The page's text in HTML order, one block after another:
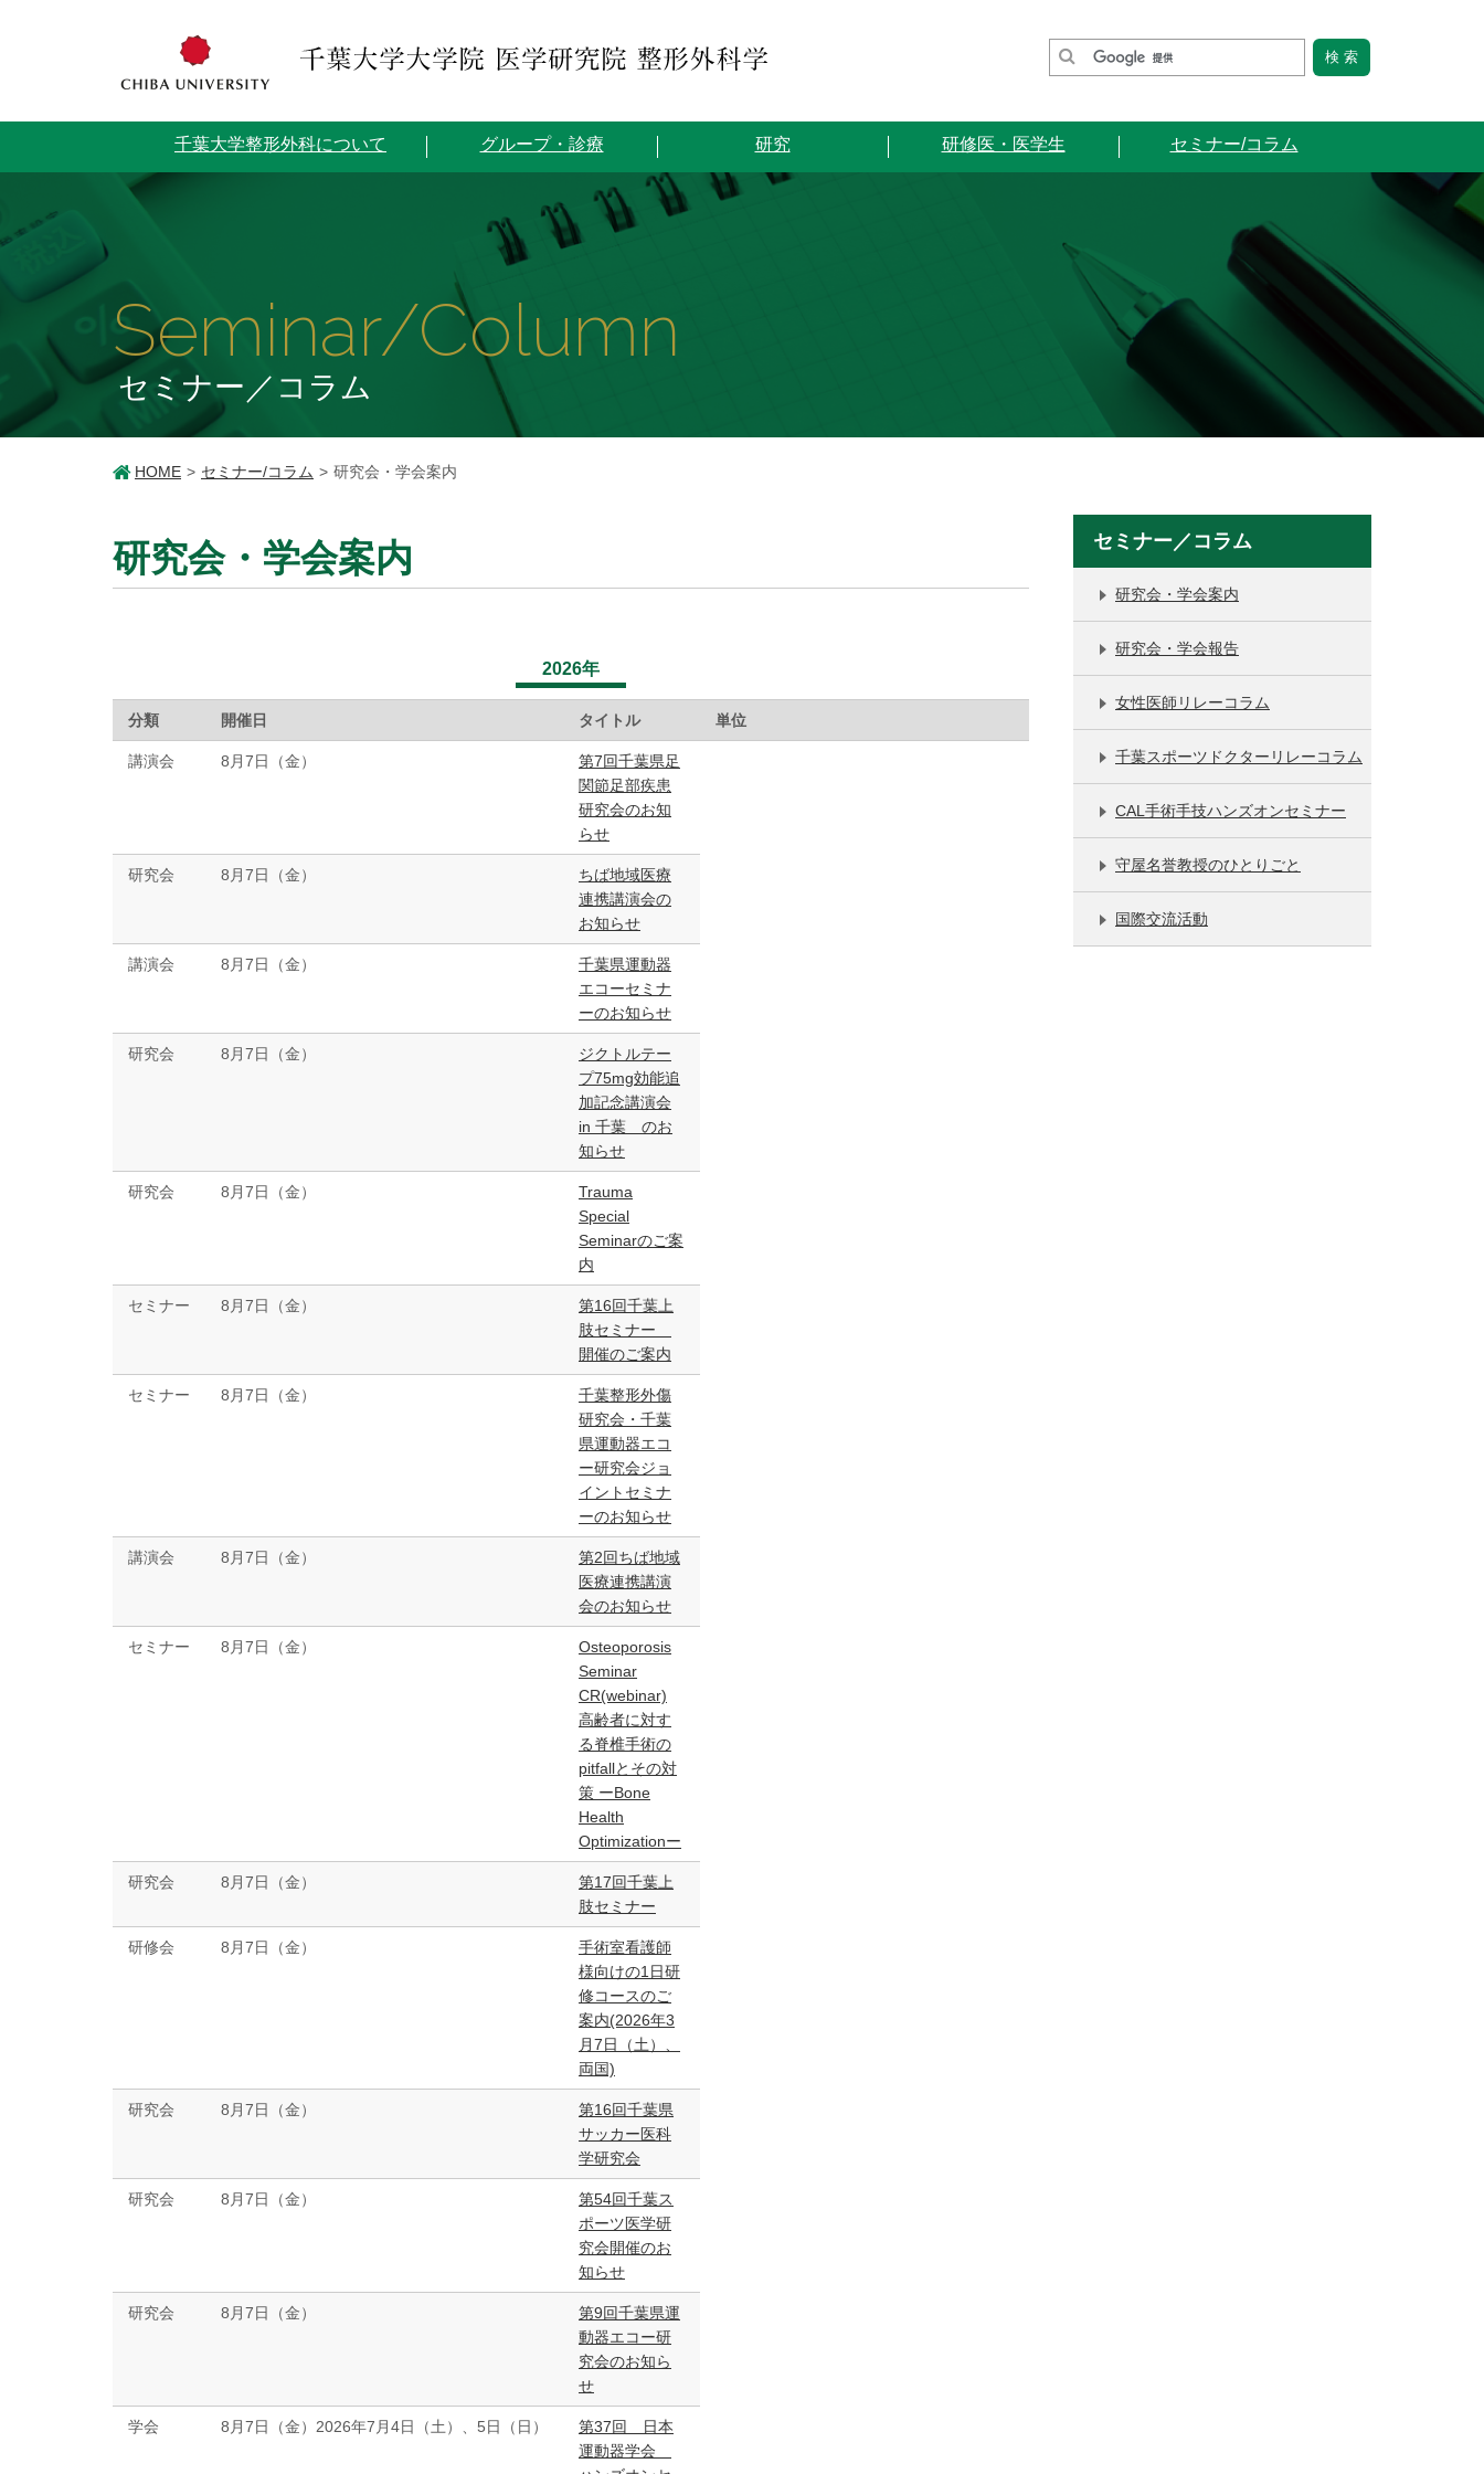
千葉大学整形外科について グループ・診療 研究 研修医・医学生 セミナー/コラム
Seminar/Column
セミナー／コラム
HOME セミナー/コラム 研究会・学会案内
研究会・学会案内
2026年
分類 開催日 タイトル 単位
講演会 8月7日（金）
第7回千葉県足
関節足部疾患
研究会のお知
らせ
研究会 8月7日（金）
ちば地域医療
連携講演会の
お知らせ
講演会 8月7日（金）
千葉県運動器
エコーセミナ
ーのお知らせ
研究会 8月7日（金）
ジクトルテー
プ75mg効能追
加記念講演会
in 千葉 のお
知らせ
研究会 8月7日（金）
Trauma
Special
Seminarのご案
内
セミナー 8月7日（金）
第16回千葉上
肢セミナー
開催のご案内
セミナー 8月7日（金）
千葉整形外傷
研究会・千葉
県運動器エコ
ー研究会ジョ
イントセミナ
ーのお知らせ
講演会 8月7日（金）
第2回ちば地域
医療連携講演
会のお知らせ
セミナー 8月7日（金）
Osteoporosis
Seminar
CR(webinar)
高齢者に対す
る脊椎手術の
pitfallとその対
策 ーBone
Health
Optimizationー
研究会 8月7日（金）
第17回千葉上
肢セミナー
研修会 8月7日（金）
手術室看護師
様向けの1日研
修コースのご
案内(2026年3
月7日（土）、
両国)
研究会 8月7日（金）
第16回千葉県
サッカー医科
学研究会
研究会 8月7日（金）
第54回千葉ス
ポーツ医学研
究会開催のお
知らせ
研究会 8月7日（金）
第9回千葉県運
動器エコー研
究会のお知ら
せ
学会 8月7日（金）2026年7月4日（土）、5日（日）
第37回 日本
運動器学会
セミナー／コラム
研究会・学会案内
研究会・学会報告
女性医師リレーコラム
千葉スポーツドクターリレーコラム
CAL手術手技ハンズオンセミナー
守屋名誉教授のひとりごと
国際交流活動